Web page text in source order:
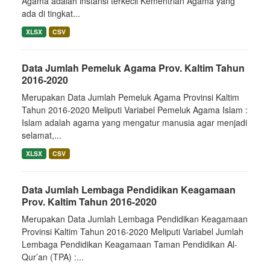
ada di tingkat...
XLSX CSV
Data Jumlah Pemeluk Agama Prov. Kaltim Tahun
2016-2020
Merupakan Data Jumlah Pemeluk Agama Provinsi Kaltim
Tahun 2016-2020 Meliputi Variabel Pemeluk Agama Islam :
Islam adalah agama yang mengatur manusia agar menjadi
selamat,...
XLSX CSV
Data Jumlah Lembaga Pendidikan Keagamaan
Prov. Kaltim Tahun 2016-2020
Merupakan Data Jumlah Lembaga Pendidikan Keagamaan
Provinsi Kaltim Tahun 2016-2020 Meliputi Variabel Jumlah
Lembaga Pendidikan Keagamaan Taman Pendidikan Al-
Qur’an (TPA) :...